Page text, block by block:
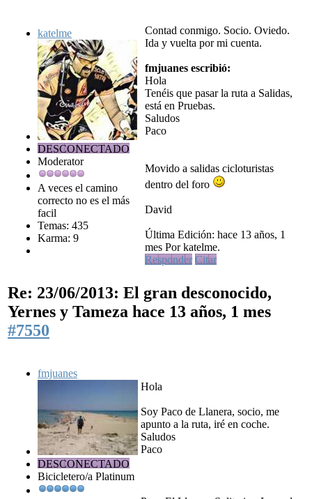
katelme
DESCONECTADO
Moderator
A veces el camino
correcto no es el más
facil
Temas: 435
Karma: 9
Contad conmigo. Socio. Oviedo.
Ida y vuelta por mi cuenta.
fmjuanes escribió:
Hola
Tenéis que pasar la ruta a Salidas,
está en Pruebas.
Saludos
Paco
Movido a salidas cicloturistas
dentro del foro
David
Última Edición: hace 13 años, 1
mes Por katelme.
Responder Citar
Re: 23/06/2013: El gran desconocido,
Yernes y Tameza hace 13 años, 1 mes
#7550
fmjuanes
DESCONECTADO
Bicicletero/a Platinum
Hola
Soy Paco de Llanera, socio, me
apunto a la ruta, iré en coche.
Saludos
Paco